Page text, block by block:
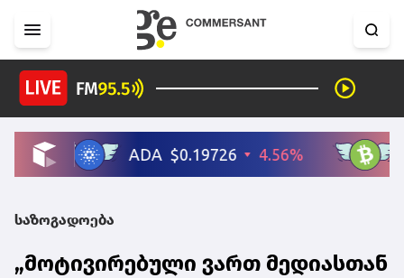
საზოგადოება
„მოტივირებული ვართ მედიასთან